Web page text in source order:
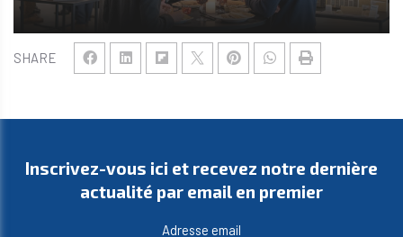
SHARE
Inscrivez-vous ici et recevez notre dernière
actualité par email en premier
Adresse email